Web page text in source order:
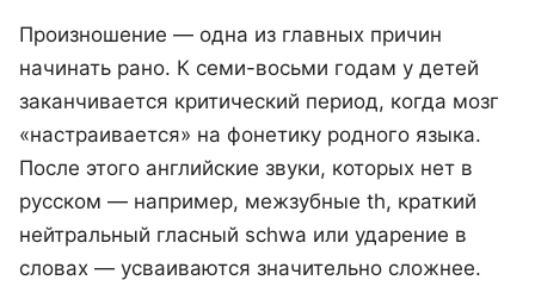
Произношение — одна из главных причин
начинать рано. К семи-восьми годам у детей
заканчивается критический период, когда мозг
«настраивается» на фонетику родного языка.
После этого английские звуки, которых нет в
русском — например, межзубные th, краткий
нейтральный гласный schwa или ударение в
словах — усваиваются значительно сложнее.